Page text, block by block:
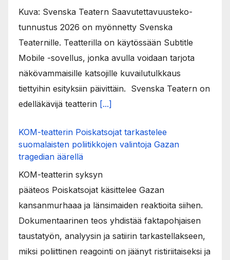
Kuva: Svenska Teatern Saavutettavuusteko-
tunnustus 2026 on myönnetty Svenska
Teaternille. Teatterilla on käytössään Subtitle
Mobile -sovellus, jonka avulla voidaan tarjota
näkövammaisille katsojille kuvailutulkkaus
tiettyihin esityksiin päivittäin. Svenska Teatern on
edelläkävijä teatterin [...]
KOM-teatterin Poiskatsojat tarkastelee
suomalaisten poliitikkojen valintoja Gazan
tragedian äärellä
KOM-teatterin syksyn
pääteos Poiskatsojat käsittelee Gazan
kansanmurhaaa ja länsimaiden reaktioita siihen.
Dokumentaarinen teos yhdistää faktapohjaisen
taustatyön, analyysin ja satiirin tarkastellakseen,
miksi poliittinen reagointi on jäänyt ristiriitaiseksi ja